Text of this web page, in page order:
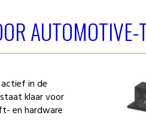
AUTOMOTIVE-
in de
klaar voor
en hardware